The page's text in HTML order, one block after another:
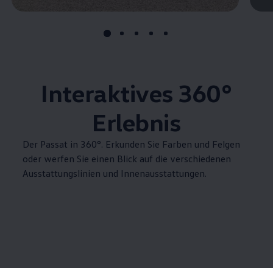
Interaktives 360°
Erlebnis
Der Passat in 360°. Erkunden Sie Farben und Felgen
oder werfen Sie einen Blick auf die verschiedenen
Ausstattungslinien und Innenausstattungen.